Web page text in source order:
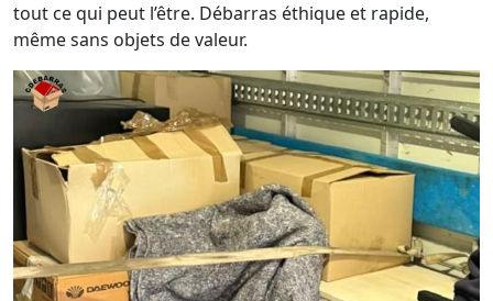
tout ce qui peut l’être. Débarras éthique et rapide,
même sans objets de valeur.